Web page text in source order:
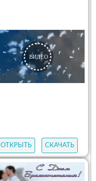
ОТКРЫТЬ
СКАЧАТЬ